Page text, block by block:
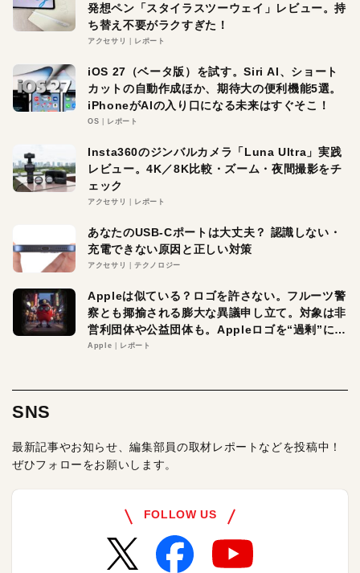
発想ペン「スタイラスツーウェイ」レビュー。持
ち替え不要がラクすぎた！
アクセサリ レポート
iOS 27（ベータ版）を試す。Siri AI、ショート
カットの自動作成ほか、期待大の便利機能5選。
iPhoneがAIの入り口になる未来はすぐそこ！
OS レポート
Insta360のジンバルカメラ「Luna Ultra」実践
レビュー。4K／8K比較・ズーム・夜間撮影をチ
ェック
アクセサリ レポート
あなたのUSB-Cポートは大丈夫？ 認識しない・
充電できない原因と正しい対策
アクセサリ テクノロジー
Appleは似ている？ロゴを許さない。フルーツ警
察とも揶揄される膨大な異議申し立て。対象は非
営利団体や公益団体も。Appleロゴを“過剰”に守
る理由とは
Apple レポート
SNS
最新記事やお知らせ、編集部員の取材レポートなどを投稿中！
ぜひフォローをお願いします。
FOLLOW US